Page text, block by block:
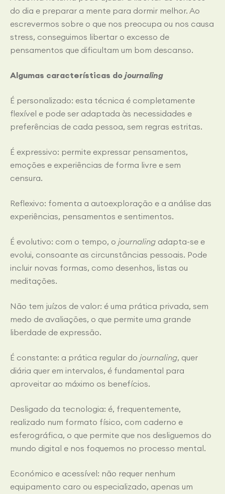
do dia e preparar a mente para dormir melhor. Ao
escrevermos sobre o que nos preocupa ou nos causa
stress, conseguimos libertar o excesso de
pensamentos que dificultam um bom descanso.
Algumas características do journaling
É personalizado: esta técnica é completamente
flexível e pode ser adaptada às necessidades e
preferências de cada pessoa, sem regras estritas.
É expressivo: permite expressar pensamentos,
emoções e experiências de forma livre e sem
censura.
Reflexivo: fomenta a autoexploração e a análise das
experiências, pensamentos e sentimentos.
É evolutivo: com o tempo, o journaling adapta-se e
evolui, consoante as circunstâncias pessoais. Pode
incluir novas formas, como desenhos, listas ou
meditações.
Não tem juízos de valor: é uma prática privada, sem
medo de avaliações, o que permite uma grande
liberdade de expressão.
É constante: a prática regular do journaling, quer
diária quer em intervalos, é fundamental para
aproveitar ao máximo os benefícios.
Desligado da tecnologia: é, frequentemente,
realizado num formato físico, com caderno e
esferográfica, o que permite que nos desliguemos do
mundo digital e nos foquemos no processo mental.
Económico e acessível: não requer nenhum
equipamento caro ou especializado, apenas um